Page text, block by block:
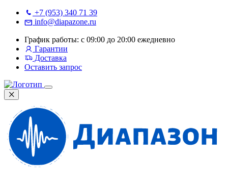
+7 (953) 340 71 39
info@diapazone.ru
График работы: с 09:00 до 20:00 ежедневно
Гарантии
Доставка
Оставить запрос